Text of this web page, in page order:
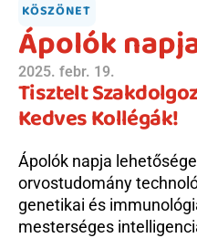
Időpontfoglalás
Intézeti ügyeleti ellátás
Hírek
Telephelyek
Anyatejgyűjtő
Adományozás
KÖSZÖNET
Ápolók
2025. febr. 19.
Tisztelt
Kedves Kollégák!
Ápolók napja
orvostudomány
genetikai és
mesterséges